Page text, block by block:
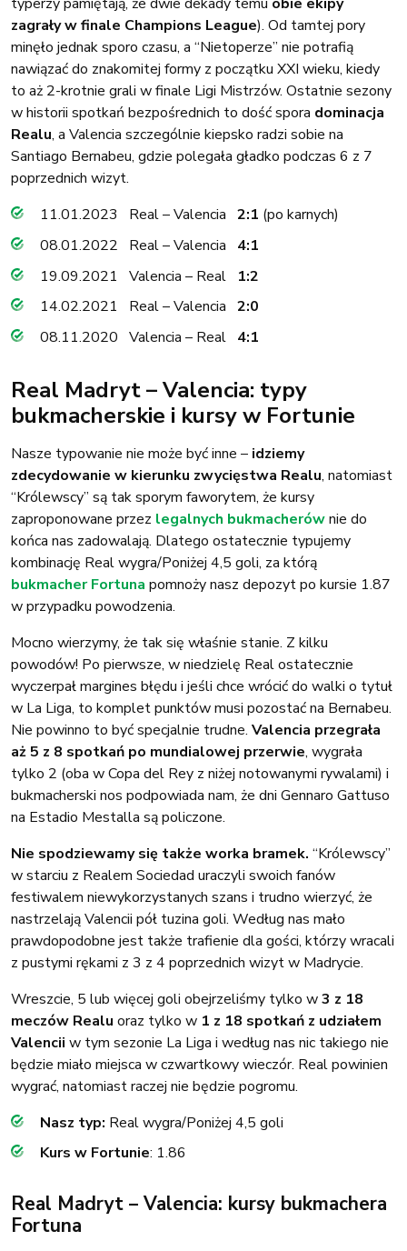
typerzy pamiętają, że dwie dekady temu obie ekipy
zagrały w finale Champions League). Od tamtej pory
minęło jednak sporo czasu, a “Nietoperze” nie potrafią
nawiązać do znakomitej formy z początku XXI wieku, kiedy
to aż 2-krotnie grali w finale Ligi Mistrzów. Ostatnie sezony
w historii spotkań bezpośrednich to dość spora dominacja
Realu, a Valencia szczególnie kiepsko radzi sobie na
Santiago Bernabeu, gdzie polegała gładko podczas 6 z 7
poprzednich wizyt.
11.01.2023 Real – Valencia 2:1 (po karnych)
08.01.2022 Real – Valencia 4:1
19.09.2021 Valencia – Real 1:2
14.02.2021 Real – Valencia 2:0
08.11.2020 Valencia – Real 4:1
Real Madryt – Valencia: typy
bukmacherskie i kursy w Fortunie
Nasze typowanie nie może być inne – idziemy
zdecydowanie w kierunku zwycięstwa Realu, natomiast
“Królewscy” są tak sporym faworytem, że kursy
zaproponowane przez legalnych bukmacherównie do
końca nas zadowalają. Dlatego ostatecznie typujemy
kombinację Real wygra/Poniżej 4,5 goli, za którą
bukmacher Fortuna pomnoży nasz depozyt po kursie 1.87
w przypadku powodzenia.
Mocno wierzymy, że tak się właśnie stanie. Z kilku
powodów! Po pierwsze, w niedzielę Real ostatecznie
wyczerpał margines błędu i jeśli chce wrócić do walki o tytuł
w La Liga, to komplet punktów musi pozostać na Bernabeu.
Nie powinno to być specjalnie trudne. Valencia przegrała
aż 5 z 8 spotkań po mundialowej przerwie, wygrała
tylko 2 (oba w Copa del Rey z niżej notowanymi rywalami) i
bukmacherski nos podpowiada nam, że dni Gennaro Gattuso
na Estadio Mestalla są policzone.
Nie spodziewamy się także worka bramek. “Królewscy”
w starciu z Realem Sociedad uraczyli swoich fanów
festiwalem niewykorzystanych szans i trudno wierzyć, że
nastrzelają Valencii pół tuzina goli. Według nas mało
prawdopodobne jest także trafienie dla gości, którzy wracali
z pustymi rękami z 3 z 4 poprzednich wizyt w Madrycie.
Wreszcie, 5 lub więcej goli obejrzeliśmy tylko w3 z 18
meczów Realu oraz tylko w 1 z 18 spotkań z udziałem
Valencii w tym sezonie La Liga i według nas nic takiego nie
będzie miało miejsca w czwartkowy wieczór. Real powinien
wygrać, natomiast raczej nie będzie pogromu.
Nasz typ: Real wygra/Poniżej 4,5 goli
Kurs w Fortunie: 1.86
Real Madryt – Valencia: kursy bukmachera
Fortuna